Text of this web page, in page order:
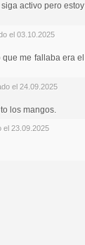
activo pero estoy
el 03.10.2025
me fallaba era el
el 24.09.2025
los mangos.
el 23.09.2025